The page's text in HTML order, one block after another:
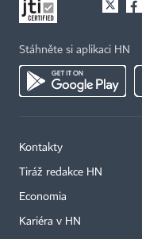
Stáhněte si aplikaci HN
Kontakty
Tiráž redakce HN
Economia
Kariéra v HN